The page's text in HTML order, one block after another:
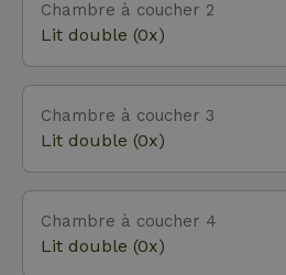
Chambre à coucher 2
Lit double (0x)
Chambre à coucher 3
Lit double (0x)
Chambre à coucher 4
Lit double (0x)